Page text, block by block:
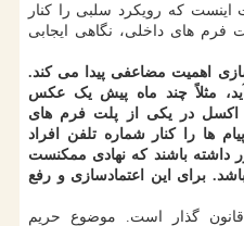
که رویکرد سلبی را کنار
فرم های داخلی، نگاهی ایجابی
اهمیت مضاعفی پیدا می کند.
مثلاً چند ماه پیش یک عکس
اکسل در یکی از پلت فرم های
ها را کنار شماره تلفن افراد
باشند که نهادی ممکنست
برای این اعتمادسازی و رفع
گذار است. موضوع حریم